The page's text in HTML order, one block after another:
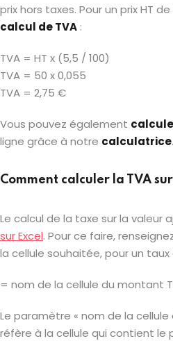
prix hors taxes. Pour un prix HT
calcul de TVA :
TVA = HT x (5,5 / 100)
TVA = 50 x 0,055
TVA = 2,75 €
Vous pouvez également
ligne grâce à notre calculatrice.
Comment calculer la TVA
Le calcul de la taxe sur la valeur
sur Excel. Pour ce faire,
la cellule souhaitée, pour un taux
= nom de la cellule du montant
Le paramètre « nom de la
réfère à la cellule qui contient le